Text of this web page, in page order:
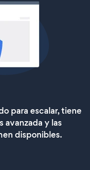
para escalar, tiene
avanzada y las
disponibles.